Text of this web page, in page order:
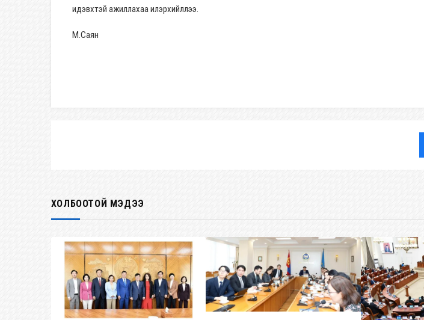
идэвхтэй ажиллахаа илэрхийллээ.
М.Саян
ХОЛБООТОЙ МЭДЭЭ